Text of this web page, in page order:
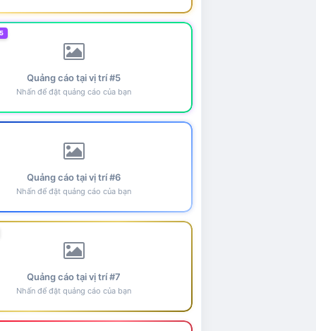
Quảng cáo tại vị trí #5
Nhấn để đặt quảng cáo của bạn
Quảng cáo tại vị trí #6
Nhấn để đặt quảng cáo của bạn
Quảng cáo tại vị trí #7
Nhấn để đặt quảng cáo của bạn